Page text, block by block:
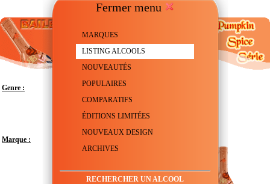
Fermer menu
MARQUES
LISTING ALCOOLS
NOUVEAUTÉS
POPULAIRES
COMPARATIFS
ÉDITIONS LIMITÉES
NOUVEAUX DESIGN
ARCHIVES
RECHERCHER UN ALCOOL
Genre : Crème de Whiskey
Marque :